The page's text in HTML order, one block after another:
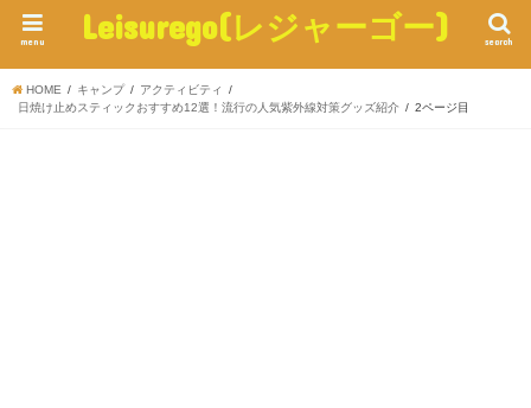
Leisurego(レジャーゴー) search
menu
HOME キャンプ
アクティビティ
日焼け止めスティックおすすめ12選！流行の人気紫外線対策グッズ紹介
2ページ目